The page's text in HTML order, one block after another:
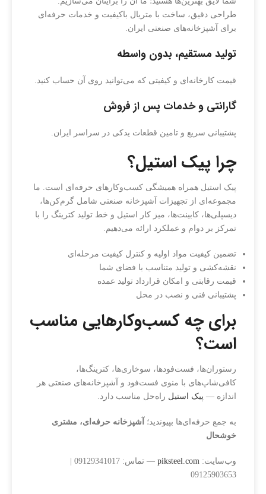
طراحی دقیق، ساخت با متریال باکیفیت و خدمات حرفه‌ای
برای آشپزخانه‌های صنعتی ایران.
تولید مستقیم، بدون واسطه
قیمت کارخانه‌ای و کیفیتی که می‌توانید روی آن حساب کنید.
گارانتی و خدمات پس از فروش
پشتیبانی سریع و تامین قطعات یدکی در سراسر ایران.
چرا پیک استیل؟
پیک استیل همراه همیشگی کسب‌وکارهای حرفه‌ای است. ما
مجموعه‌ای از تجهیزات آشپزخانه صنعتی شامل گرم‌کن‌ها،
دیسپلی‌ها، کابینت‌ها، میز کار استیل و خط تولید کترینگ را با
تمرکز بر دوام و عملکرد ارائه می‌دهیم.
تضمین کیفیت مواد اولیه و کنترل کیفیت مرحله‌ای
نقشه‌کشی و تولید متناسب با فضای شما
قیمت رقابتی و امکان قرارداد تولید عمده
پشتیبانی فنی و نصب در محل
برای چه کسب‌وکارهایی مناسب
است؟
رستوران‌ها، فست‌فودها، سوخاری‌ها، کترینگ‌ها،
کافی‌شاپ‌های با منوی فست‌فود و آشپزخانه‌های صنعتی هر
اندازه — پیک استیل راه‌حل مناسب دارد.
به جمع حرفه‌ای‌ها بپیوندید؛
آشپزخانه حرفه‌ای، مشتری
خوشحال
وب‌سایت: piksteel.com
— تماس: 09129341017 |
09125903653